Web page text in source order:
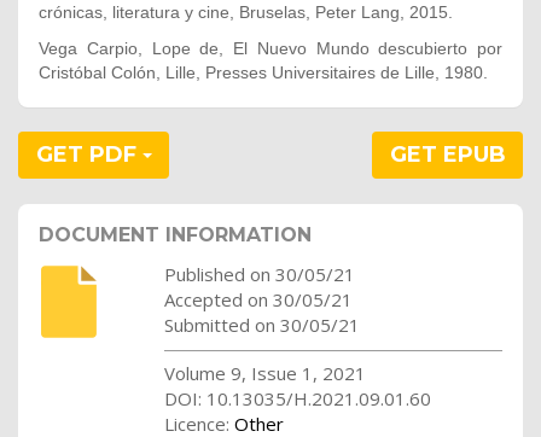
crónicas, literatura y cine, Bruselas, Peter Lang, 2015.
Vega Carpio, Lope de, El Nuevo Mundo descubierto por
Cristóbal Colón, Lille, Presses Universitaires de Lille, 1980.
GET PDF GET EPUB
DOCUMENT INFORMATION
Published on 30/05/21
Accepted on 30/05/21
Submitted on 30/05/21
Volume 9, Issue 1, 2021
DOI: 10.13035/H.2021.09.01.60
Licence: Other